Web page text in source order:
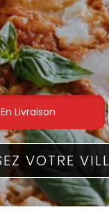
En Livraison